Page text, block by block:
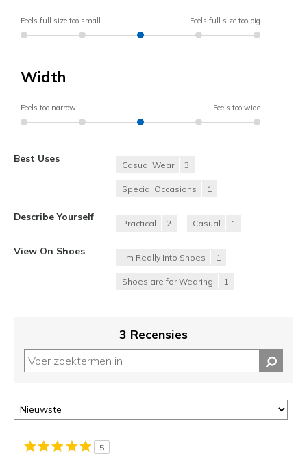
Feels full size too small Feels full size too big
Width
Feels too narrow Feels too wide
Best Uses
Casual Wear 3
Special Occasions 1
Describe Yourself
Practical 2 Casual 1
View On Shoes
I'm Really Into Shoes 1
Shoes are for Wearing 1
3 Recensies
5